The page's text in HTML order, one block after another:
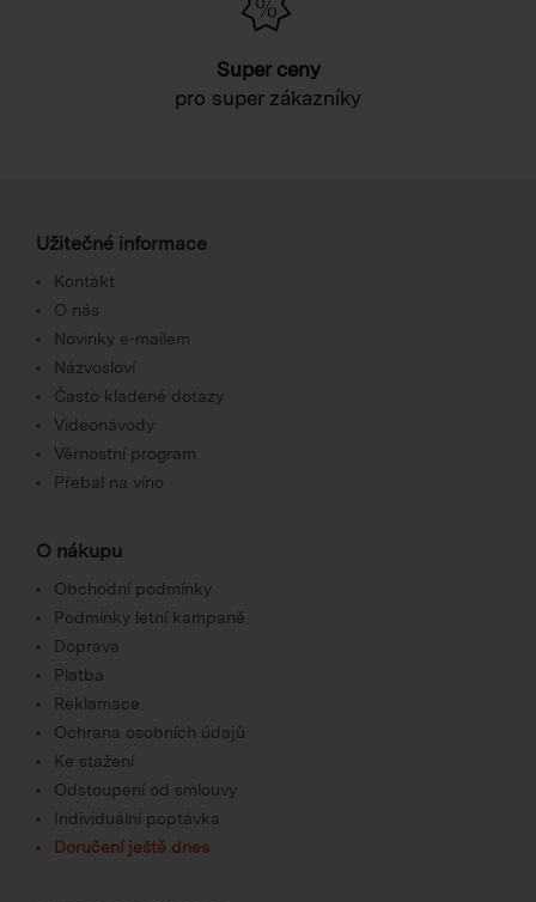
Super ceny
pro super zákazníky
Užitečné informace
Kontakt
O nás
Novinky e-mailem
Názvosloví
Často kladené dotazy
Videonávody
Věrnostní program
Přebal na víno
O nákupu
Obchodní podmínky
Podmínky letní kampaně
Doprava
Platba
Reklamace
Ochrana osobních údajů
Ke stažení
Odstoupení od smlouvy
Individuální poptávka
Doručení ještě dnes